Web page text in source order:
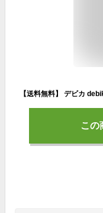
この